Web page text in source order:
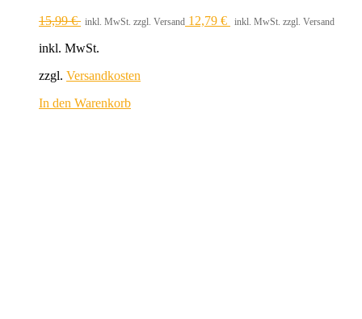
15,99€ inkl. MwSt. zzgl. Versand 12,79 € inkl. MwSt. zzgl. Versand
inkl. MwSt.
zzgl. Versandkosten
In den Warenkorb